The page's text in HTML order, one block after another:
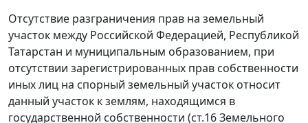
Отсутствие разграничения прав на земельный
участок между Российской Федерацией, Республикой
Татарстан и муниципальным образованием, при
отсутствии зарегистрированных прав собственности
иных лиц на спорный земельный участок относит
данный участок к землям, находящимся в
государственной собственности (ст.16Земельного